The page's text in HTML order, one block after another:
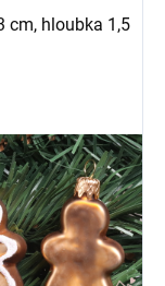
cm, hloubka 1,5